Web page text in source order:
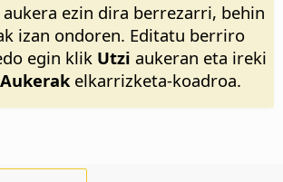
ezin dira berrezarri, behin
izan ondoren. Editatu berriro
egin klik Utzi aukeran eta ireki
Aukerakelkarrizketa-koadroa.